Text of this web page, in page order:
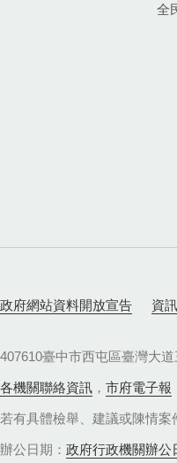
全
政府網站資料開放宣告 資
407610臺中市西屯區臺灣大
各機關聯絡資訊 ， 市府電子報
若有具體檢舉、建議或陳情案
辦公日期： 政府行政機關辦公